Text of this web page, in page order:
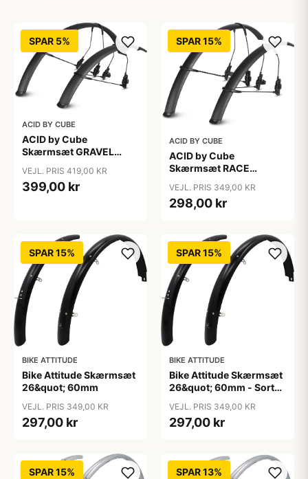
SPAR 5%
ACID BY CUBE
ACID by Cube
Skærmsæt GRAVEL
VEJL. PRIS 419,00 KR
399,00 kr
SPAR 15%
ACID BY CUBE
ACID by Cube
Skærmsæt RACE
VEJL. PRIS 349,00 KR
298,00 kr
SPAR 15%
BIKE ATTITUDE
Bike Attitude Skærmsæt
26&quot; 60mm
VEJL. PRIS 349,00 KR
297,00 kr
SPAR 15%
BIKE ATTITUDE
Bike Attitude Skærmsæt
26&quot; 60mm - Sort
tilbehørstivere)
VEJL. PRIS 349,00 KR
297,00 kr
SPAR 15% SPAR 13%